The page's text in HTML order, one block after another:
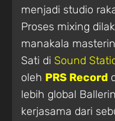
menjadi studio
Proses mixing
manakala
Sati di Sound
oleh PRS Record
lebih global
kerjasama dari